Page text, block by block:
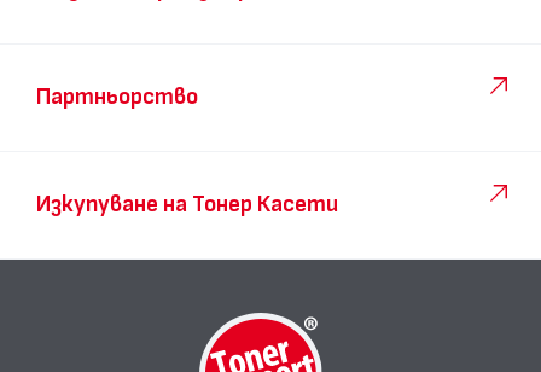
Партньорство
Изкупуване на Тонер Касети